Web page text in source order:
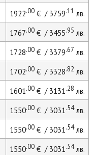
1922.00€ / 3759.11 лв.
1767.00€ / 3455.95 лв.
1728.00€ / 3379.67 лв.
1702.00€ / 3328.82 лв.
1601.00€ / 3131.28 лв.
1550.00€ / 3031.54лв.
1550.00€ / 3031.54лв.
1550.00€ / 3031.54лв.